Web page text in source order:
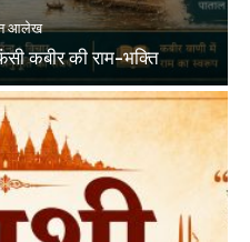
आलेख
कबीर की राम-भक्ति